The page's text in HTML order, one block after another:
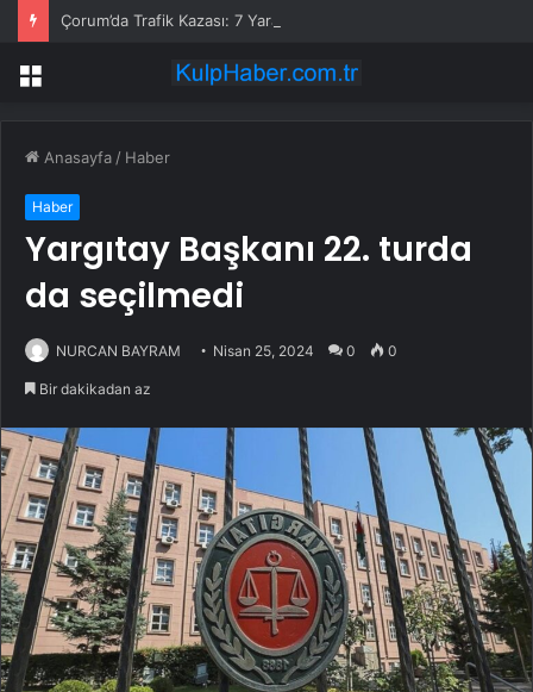
Çorum’da Trafik Kazası: 7 Yaralı
Menü
Anasayfa / Haber
Haber
Yargıtay Başkanı 22. turda
da seçilmedi
NURCAN BAYRAM Nisan 25, 2024 0 0
Bir dakikadan az